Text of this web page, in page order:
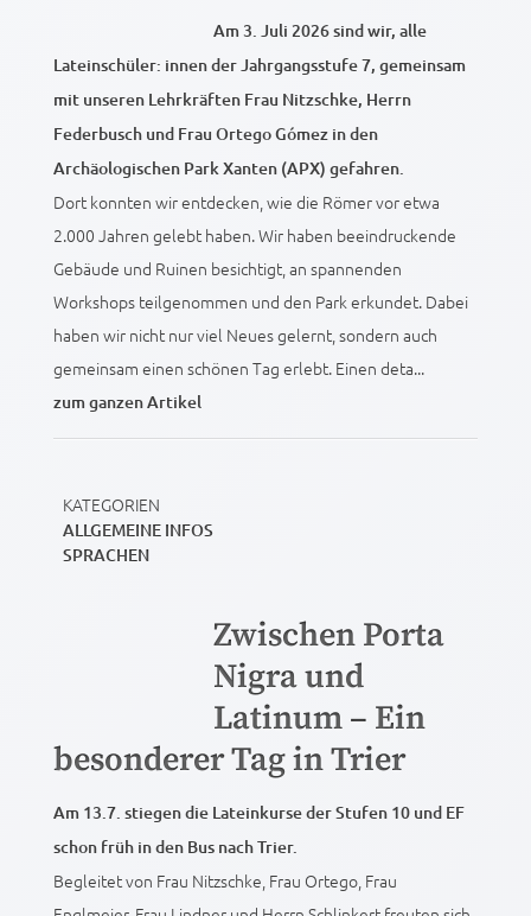
Am 3. Juli 2026 sind wir, alle
Lateinschüler: innen der Jahrgangsstufe 7, gemeinsam
mit unseren Lehrkräften Frau Nitzschke, Herrn
Federbusch und Frau Ortego Gómez in den
Archäologischen Park Xanten (APX) gefahren.
Dort konnten wir entdecken, wie die Römer vor etwa
2.000 Jahren gelebt haben. Wir haben beeindruckende
Gebäude und Ruinen besichtigt, an spannenden
Workshops teilgenommen und den Park erkundet. Dabei
haben wir nicht nur viel Neues gelernt, sondern auch
gemeinsam einen schönen Tag erlebt. Einen deta...
zum ganzen Artikel
KATEGORIEN
ALLGEMEINE INFOS
SPRACHEN
Zwischen Porta
Nigra und
Latinum – Ein
besonderer Tag in Trier
Am 13.7. stiegen die Lateinkurse der Stufen 10 und EF
schon früh in den Bus nach Trier.
Begleitet von Frau Nitzschke, Frau Ortego, Frau